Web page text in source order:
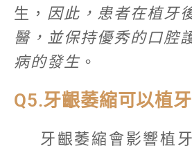
生， 因此，患者在植牙
醫，並保持優秀的口腔
病的發生 。
Q5.牙齦萎縮可以植
牙齦萎縮會影響植